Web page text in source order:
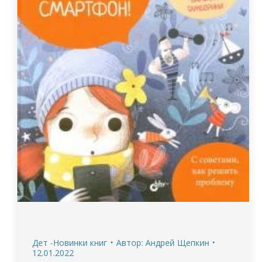
Дет -Новинки книг Автор: Андрей Щепкин
12.01.2022